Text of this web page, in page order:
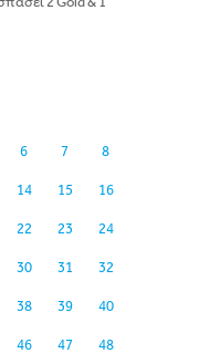
6 7 8
14 15 16
22 23 24
30 31 32
38 39 40
46 47 48